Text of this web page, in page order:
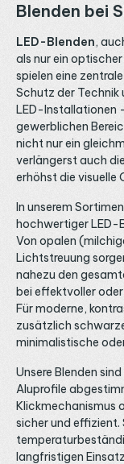
Blenden bei
LED-Blenden,
als nur ein
spielen eine
Schutz der Technik
LED-Installationen
gewerblichen
nicht nur ein
verlängerst auch
erhöhst die visuelle
In unserem
hochwertiger LED-
Von opalen
Lichtstreuung
nahezu den
bei effektvoller
Für moderne,
zusätzlich
minimalistische
Unsere Blenden
Aluprofile
Klickmechanismus
sicher und effizient.
langfristigen